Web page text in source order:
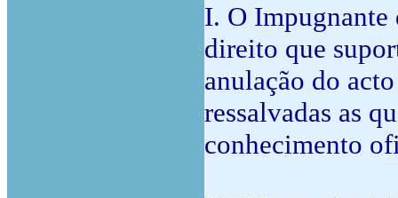
I. O Impugnante
direito que
anulação do
ressalvadas as
conhecimento